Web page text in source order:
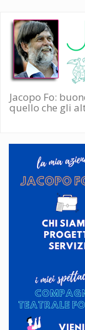
Salta
contenuto
principale
Jacopo Fo:
quello che gli